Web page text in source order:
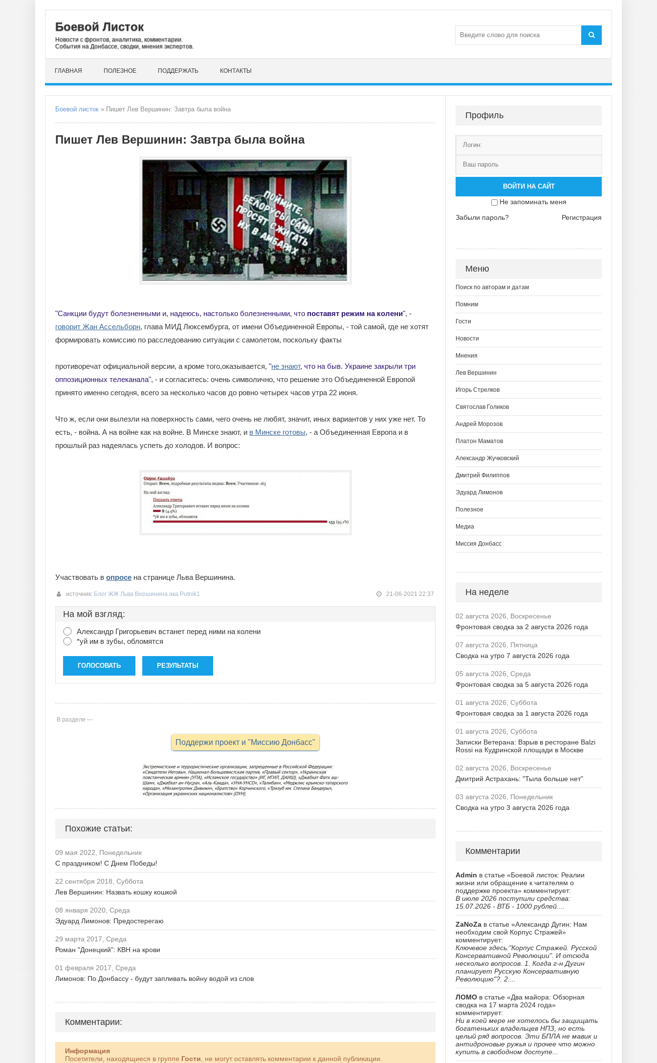
Боевой Листок
Новости с фронтов, аналитика, комментарии.
События на Донбассе, сводки, мнения экспертов.
ГЛАВНАЯ ПОЛЕЗНОЕ ПОДДЕРЖАТЬ КОНТАКТЫ
Боевой листок » Пишет Лев Вершинин: Завтра была война
Пишет Лев Вершинин: Завтра была война
"Санкции будут болезненными и, надеюсь, настолько болезненными, что поставят режим на колени", -
говорит Жан Ассельборн, глава МИД Люксембурга, от имени Объединенной Европы, - той самой, где не хотят
формировать комиссию по расследованию ситуации с самолетом, поскольку факты
противоречат официальной версии, а кроме того,оказывается, "не знают, что на быв. Украине закрыли три
оппозиционных телеканала", - и согласитесь: очень символично, что решение это Объединенной Европой
принято именно сегодня, всего за несколько часов до ровно четырех часов утра 22 июня.
Что ж, если они вылезли на поверхность сами, чего очень не любят, значит, иных вариантов у них уже нет. То
есть, - война. А на войне как на войне. В Минске знают, и в Минске готовы, - а Объединенная Европа и в
прошлый раз надеялась успеть до холодов. И вопрос:
Участвовать в опросе на странице Льва Вершинина.
источник: Блог ЖЖ Льва Вершинина ака Putnik1 21-06-2021 22:37
На мой взгляд:
Александр Григорьевич встанет перед ними на колени
*уй им в зубы, обломятся
ГОЛОСОВАТЬ РЕЗУЛЬТАТЫ
В разделе ---
Поддержи проект и "Миссию Донбасс"
Похожие статьи:
09 мая 2022, Понедельник
С праздником! С Днем Победы!
22 сентября 2018, Суббота
Лев Вершинин: Назвать кошку кошкой
08 января 2020, Среда
Эдуард Лимонов: Предостерегаю
29 марта 2017, Среда
Роман "Донецкий": КВН на крови
01 февраля 2017, Среда
Лимонов: По Донбассу - будут запливать войну водой из слов
Комментарии:
Информация
Посетители, находящиеся в группе Гости , не могут оставлять комментарии к данной публикации.
Профиль
ВОЙТИ НА САЙТ
Не запоминать меня
Забыли пароль?
Регистрация
Меню
Поиск по авторам и датам
Помним
Гости
Новости
Мнения
Лев Вершинин
Игорь Стрелков
Святослав Голиков
Андрей Морозов
Платон Маматов
Александр Жучковский
Дмитрий Филиппов
Эдуард Лимонов
Полезное
Медиа
Миссия Донбасс
На неделе
02 августа 2026, Воскресенье
Фронтовая сводка за 2 августа 2026 года
07 августа 2026, Пятница
Сводка на утро 7 августа 2026 года
05 августа 2026, Среда
Фронтовая сводка за 5 августа 2026 года
01 августа 2026, Суббота
Фронтовая сводка за 1 августа 2026 года
01 августа 2026, Суббота
Записки Ветерана: Взрыв в ресторане Balzi
Rossi на Кудринской площади в Москве
02 августа 2026, Воскресенье
Дмитрий Астрахань: "Тыла больше нет"
03 августа 2026, Понедельник
Сводка на утро 3 августа 2026 года
Комментарии
Admin в статье «Боевой листок: Реалии
жизни или обращение к читателям о
поддержке проекта» комментирует:
В июле 2026 поступили средства:
15.07.2026 - ВТБ - 1000 рублей....
ZaNoZa в статье «Александр Дугин: Нам
необходим свой Корпус Стражей»
комментирует:
Ключевое здесь:"Корпус Стражей. Русской
Консервативной Революции". И отсюда
несколько вопросов. 1. Когда г-н Дугин
планирует Русскую Консервативную
Революцию"?. 2....
ЛОМО в статье «Два майора: Обзорная
сводка на 17 марта 2024 года»
комментирует:
Ни в коей мере не хотелось бы защищать
богатеньких владельцев НПЗ, но есть
целый ряд вопросов. Эти БПЛА не мавик и
антидроновые ружья и прочее что можно
купить в свободном доступе...